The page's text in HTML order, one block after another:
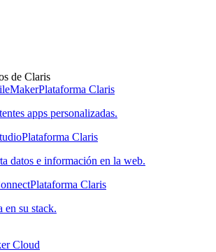
de Claris
Plataforma Claris
apps personalizadas.
Plataforma Claris
datos e información en la web.
Plataforma Claris
en su stack.
Cloud